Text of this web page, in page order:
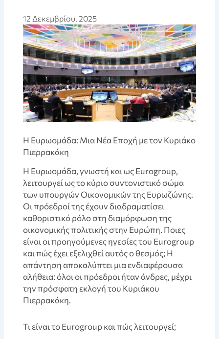
12 Δεκεμβρίου, 2025
Η Ευρωομάδα: Μια Νέα Εποχή με τον Κυριάκο
Πιερρακάκη
Η Ευρωομάδα, γνωστή και ως Eurogroup,
λειτουργεί ως το κύριο συντονιστικό σώμα
των υπουργών Οικονομικών της Ευρωζώνης.
Οι πρόεδροί της έχουν διαδραματίσει
καθοριστικό ρόλο στη διαμόρφωση της
οικονομικής πολιτικής στην Ευρώπη. Ποιες
είναι οι προηγούμενες ηγεσίες του Eurogroup
και πώς έχει εξελιχθεί αυτός ο θεσμός; Η
απάντηση αποκαλύπτει μια ενδιαφέρουσα
αλήθεια: όλοι οι πρόεδροι ήταν άνδρες, μέχρι
την πρόσφατη εκλογή του Κυριάκου
Πιερρακάκη.
Τι είναι το Eurogroup και πώς λειτουργεί;